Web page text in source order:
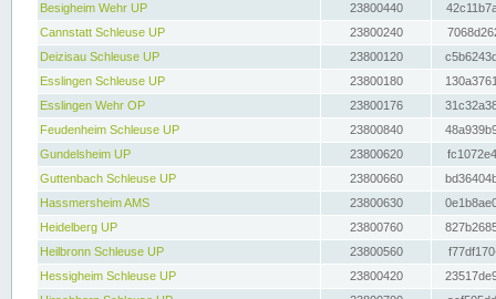
Besigheim Wehr UP
23800440
Cannstatt Schleuse UP
23800240
Deizisau Schleuse UP
23800120
Esslingen Schleuse UP
23800180
Esslingen Wehr OP
23800176
Feudenheim Schleuse UP
23800840
Gundelsheim UP
23800620
Guttenbach Schleuse UP
23800660
Hassmersheim AMS
23800630
Heidelberg UP
23800760
Heilbronn Schleuse UP
23800560
Hessigheim Schleuse UP
23800420